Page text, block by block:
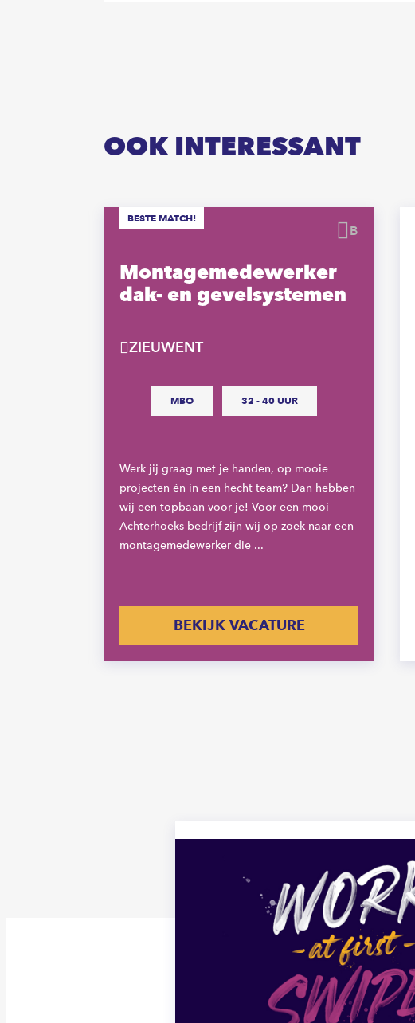
OOK INTERESSANT
Montagemedewerker
dak- en gevelsystemen
ZIEUWENT
MBO 32 - 40 UUR
Werk jij graag met je handen, op mooie
projecten én in een hecht team? Dan hebben
wij een topbaan voor je! Voor een mooi
Achterhoeks bedrijf zijn wij op zoek naar een
montagemedewerker die ...
BEKIJK VACATURE
Bewaren
BESTE MATCH!